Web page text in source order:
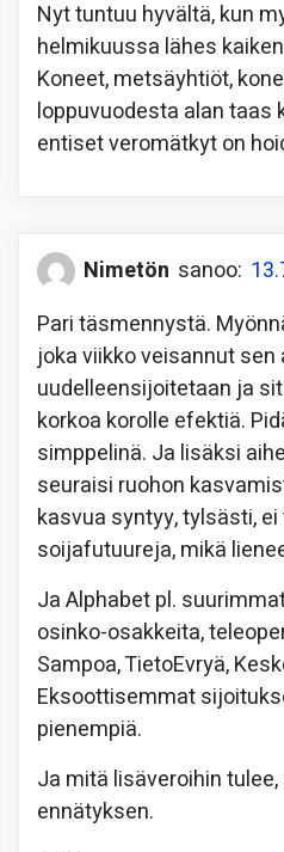
Nyt tuntuu hyvältä, kun
helmikuussa lähes
Koneet, metsäyhtiöt,
loppuvuodesta alan taas
entiset veromätkyt on
Nimetön sanoo:
Pari täsmennystä.
joka viikko veisannut
uudelleensijoitetaan ja
korkoa korolle efektiä.
simppelinä. Ja lisäksi
seuraisi ruohon
kasvua syntyy, tylsästi,
soijafutuureja, mikä
Ja Alphabet pl.
osinko-osakkeita,
Sampoa, TietoEvryä,
Eksoottisemmat
pienempiä.
Ja mitä lisäveroihin
ennätyksen.